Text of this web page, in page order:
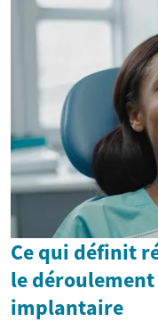
Ce qui définit
le
implantaire